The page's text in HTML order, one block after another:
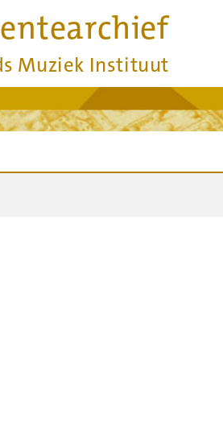
Muziek Instituut